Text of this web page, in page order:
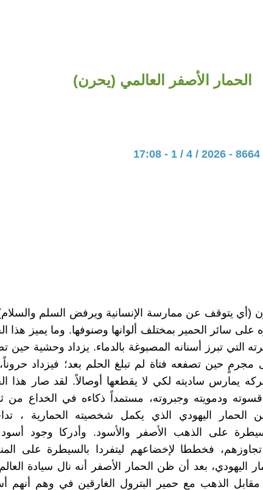
الحمار الأصفر العالمي (يحرن)
(أي يتوقف عن ممارسة الإنسانية ويرفض السلم
سائر الحمير بمختلف ألوانها وصنوفها. وما يميز هذا
التي تبرز أسنانه المصبوغة بالدماء. يزداد وحشية حين
مجرمٍ حين تصفعه فتاة لم تبلغ الحلم بعد؛ فيزداد
يمارس ساديته لكي لا يقطعها أوصالاً. لقد صار هذا
ودمويته وجبروته، مستمداً ذكاءه في الخداع من
الحمار اليهودي الذي يكمل شخصيته الحمارية ،
على الذهب الأصفر والأسود. وأدركا وجود
تجاوزهم، فخططا لإخضاعهم ليتفردا بالسيطرة على
اليهودي، بعد أن ظن الحمار الأصفر أنه نال سيادة
الذهب مع حمير البترول الغارقين في وهم أنهم